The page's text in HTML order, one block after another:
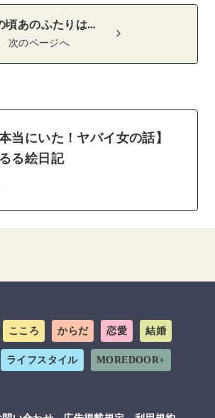
頃あのふたりは…
次のページへ
本当にいた！ヤバイ女の話】
る絵日記
こころ からだ 恋愛 結婚
ライフスタイル MOREDOOR+